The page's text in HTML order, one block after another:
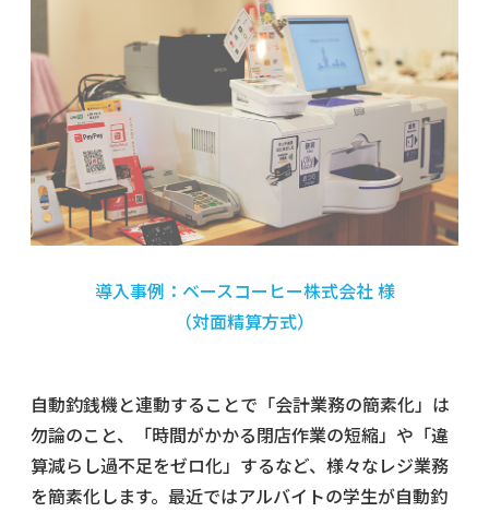
導入事例：ベースコーヒー株式会社 様
（対面精算方式）
自動釣銭機と連動することで「会計業務の簡素化」は
勿論のこと、「時間がかかる閉店作業の短縮」や「違
算減らし過不足をゼロ化」するなど、様々なレジ業務
を簡素化します。最近ではアルバイトの学生が自動釣